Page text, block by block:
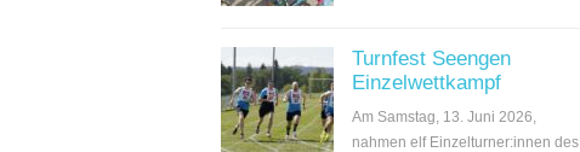
Turnfest Seengen
Einzelwettkampf
Am Samstag, 13. Juni 2026,
nahmen elf Einzelturner:innen des